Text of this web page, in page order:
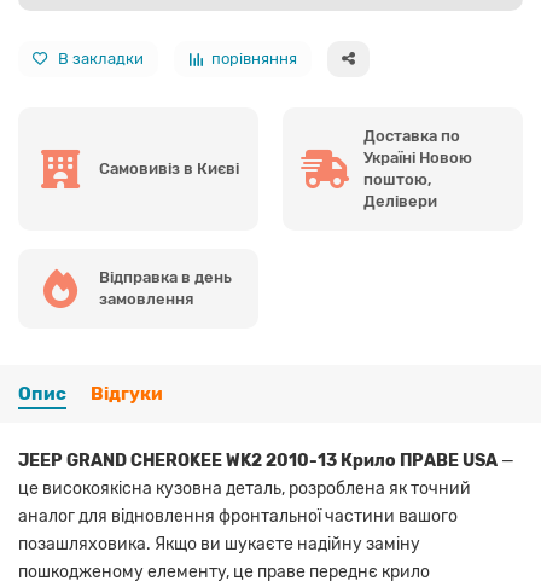
В закладки порівняння
Самовивіз в Києві
Доставка по
Україні Новою
поштою,
Делівери
Відправка в день
замовлення
Опис Відгуки
JEEP GRAND CHEROKEE WK2 2010-13 Крило ПРАВЕ USA —
це високоякісна кузовна деталь, розроблена як точний
аналог для відновлення фронтальної частини вашого
позашляховика. Якщо ви шукаєте надійну заміну
пошкодженому елементу, це праве переднє крило